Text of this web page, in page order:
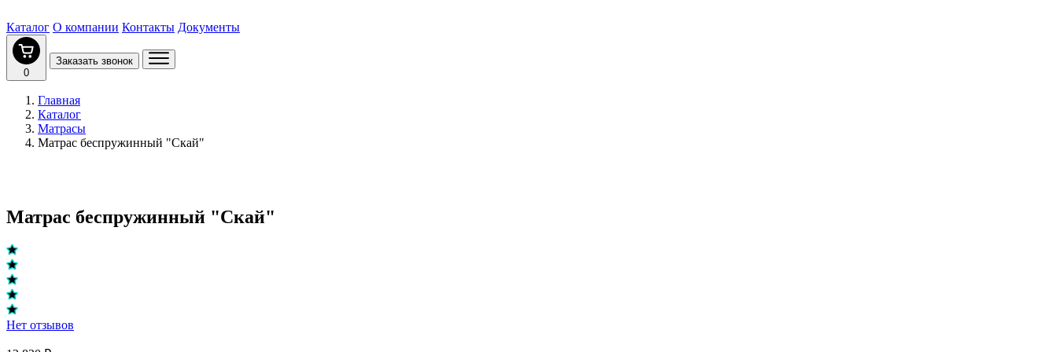
Каталог О компании Контакты Документы
0
Заказать звонок
Главная
Каталог
Матрасы
Матрас беспружинный "Скай"
Матрас беспружинный "Скай"
Нет отзывов